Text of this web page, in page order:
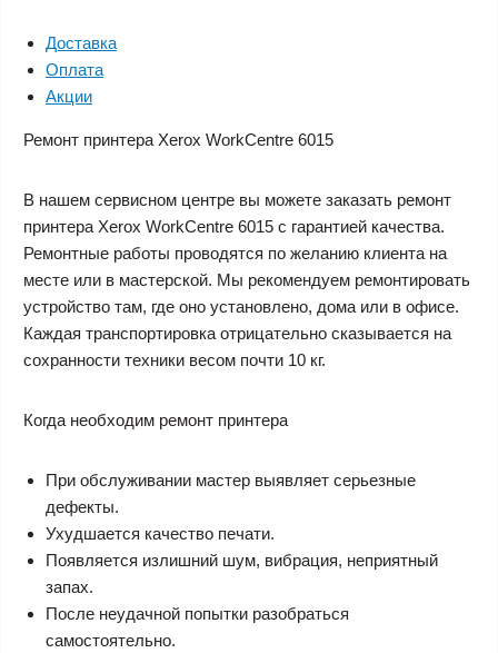
Доставка
Оплата
Акции
Ремонт принтера Xerox WorkCentre 6015
В нашем сервисном центре вы можете заказать ремонт
принтера Xerox WorkCentre 6015 с гарантией качества.
Ремонтные работы проводятся по желанию клиента на
месте или в мастерской. Мы рекомендуем ремонтировать
устройство там, где оно установлено, дома или в офисе.
Каждая транспортировка отрицательно сказывается на
сохранности техники весом почти 10 кг.
Когда необходим ремонт принтера
При обслуживании мастер выявляет серьезные
дефекты.
Ухудшается качество печати.
Появляется излишний шум, вибрация, неприятный
запах.
После неудачной попытки разобраться
самостоятельно.